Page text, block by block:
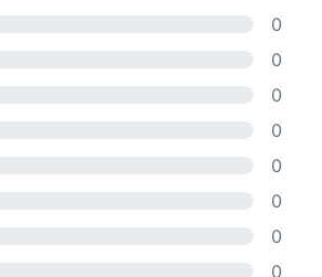
0
0
0
0
0
0
0
0